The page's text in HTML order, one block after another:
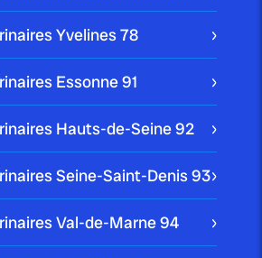
Yvelines78
Essonne91
Hauts-de-Seine92
Seine-Saint-Denis93
Val-de-Marne94